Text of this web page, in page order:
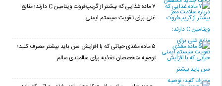
۷ ماده غذایی که بیشتر از گریپ‌فروت ویتامین C دارند؛ منابع
غنی برای تقویت سیستم ایمنی
۵ ماده مغذی حیاتی که با افزایش سن باید بیشتر مصرف کنید؛
توصیه متخصصان تغذیه برای سالمندی سالم